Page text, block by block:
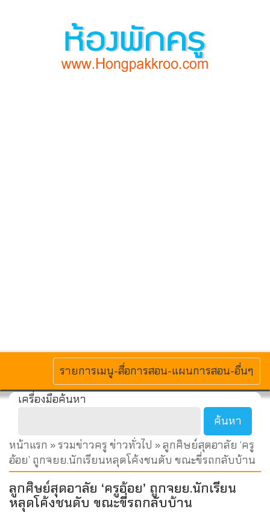
MENU
รายการเมนู-สื่อการสอน-แผนการสอน-อื่นๆ
เครื่องมือค้นหา
หน้าแรก »รวมข่าวครู ข่าวทั่วไป » ลูกศิษย์สุดอาลัย ‘ครู
อ้อย’ ถูกจยย.นักเรียนหลุดโค้งชนดับ ขณะขี่รถกลับบ้าน
ลูกศิษย์สุดอาลัย ‘ครูอ้อย’ ถูกจยย.นักเรียน
หลุดโค้งชนดับ ขณะขี่รถกลับบ้าน